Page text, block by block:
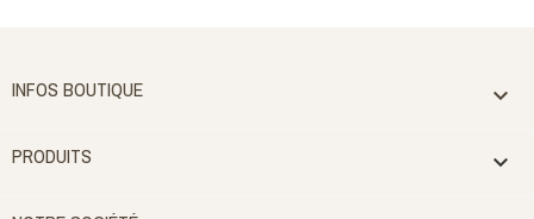
INFOS BOUTIQUE 
PRODUITS 